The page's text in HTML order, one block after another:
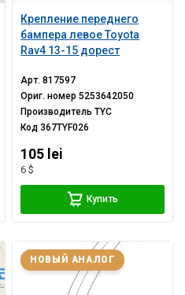
Крепление переднего
бампера левое Toyota
Rav4 13-15 дорест
Арт.817597
Ориг. номер5253642050
ПроизводительTYC
Код367TYF026
105 lei
6 $
Купить
НОВЫЙ АНАЛОГ